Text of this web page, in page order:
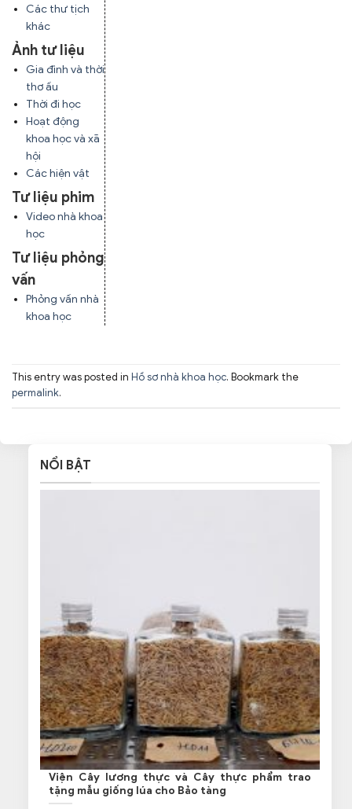
Các thư tịch
khác
Ảnh tư liệu
Gia đình và thời
thơ ấu
Thời đi học
Hoạt động
khoa học và xã
hội
Các hiện vật
Tư liệu phim
Video nhà khoa
học
Tư liệu phỏng
vấn
Phỏng vấn nhà
khoa học
This entry was posted in Hồ sơ nhà khoa học. Bookmark the
permalink.
NỔI BẬT
Viện Cây lương thực và Cây thực phẩm trao
tặng mẫu giống lúa cho Bảo tàng